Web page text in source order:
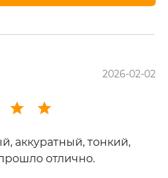
2026-02-02
аккуратный, тонкий,
отлично.